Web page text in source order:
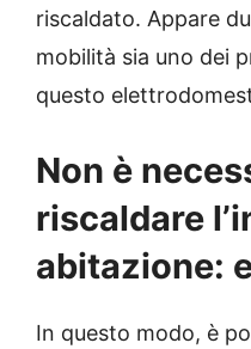
riscaldato. Appare
mobilità sia uno dei
questo
Non è
riscaldare
abitazione:
In questo modo, è